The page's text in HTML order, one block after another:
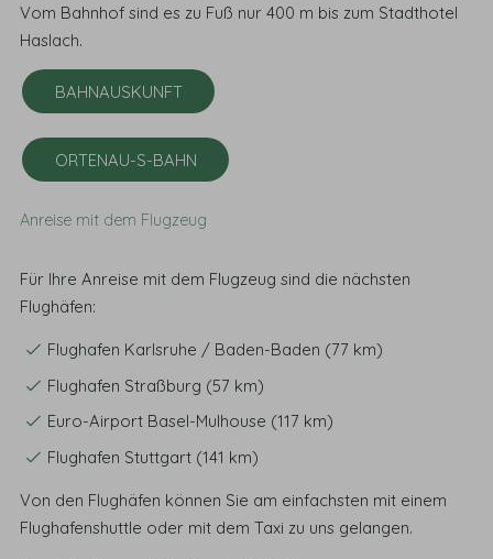
Vom Bahnhof sind es zu Fuß nur 400 m bis zum Stadthotel
Haslach.
BAHNAUSKUNFT
ORTENAU-S-BAHN
Anreise mit dem Flugzeug
Für Ihre Anreise mit dem Flugzeug sind die nächsten
Flughäfen:
Flughafen Karlsruhe / Baden-Baden (77 km)
Flughafen Straßburg (57 km)
Euro-Airport Basel-Mulhouse (117 km)
Flughafen Stuttgart (141 km)
Von den Flughäfen können Sie am einfachsten mit einem
Flughafenshuttle oder mit dem Taxi zu uns gelangen.